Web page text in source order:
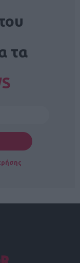
τα